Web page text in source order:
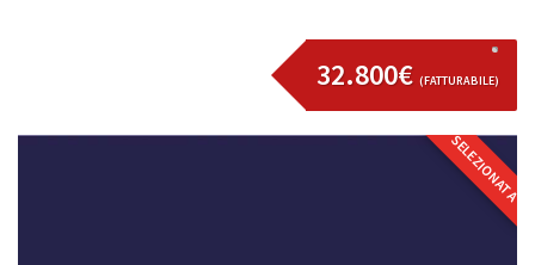
32.800€ (FATTURABILE)
SELEZIONATA